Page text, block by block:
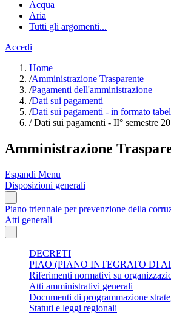
Acqua
Aria
Tutti gli argomenti...
Accedi
Home
/Amministrazione Trasparente
/Pagamenti dell'amministrazione
/Dati sui pagamenti
/Dati sui pagamenti - in formato
/Dati sui pagamenti - II° semestre
Amministrazione
Espandi Menu
Disposizioni generali
Piano triennale per prevenzione della
Atti generali
DECRETI
PIAO (PIANO INTEGRATO DI
Riferimenti normativi su
Atti amministrativi generali
Documenti di programmazione
Statuti e leggi regionali